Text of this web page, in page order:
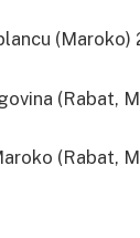
(Rabat,
(Rabat,